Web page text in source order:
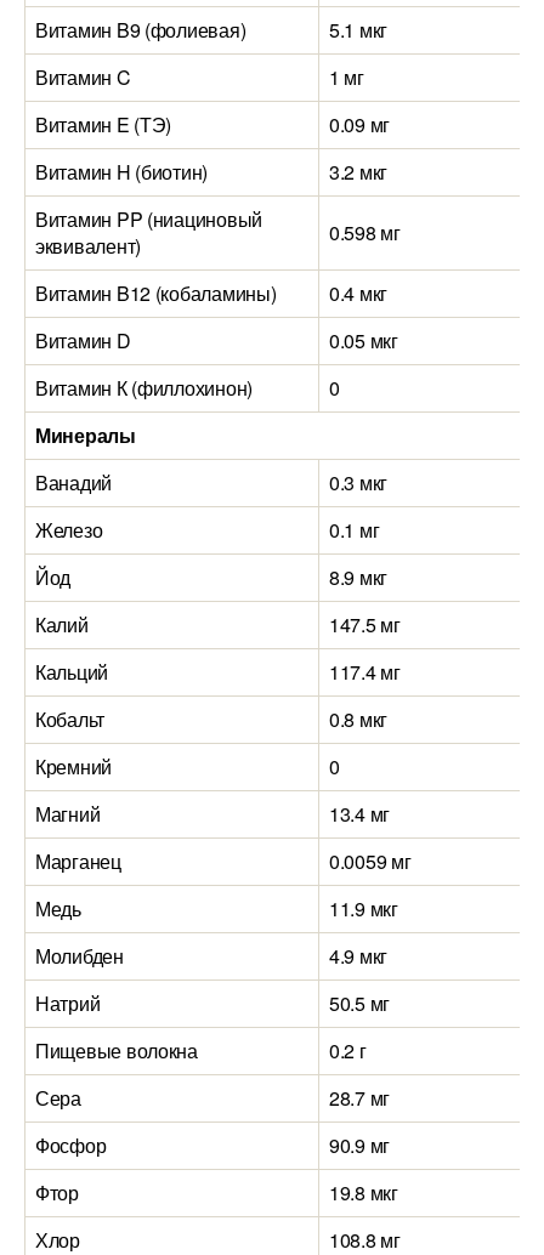
Витамин B9 (фолиевая)
5.1 мкг
Витамин C
1 мг
Витамин E (ТЭ)
0.09 мг
Витамин H (биотин)
3.2 мкг
Витамин PP (ниациновый
эквивалент)
0.598 мг
Витамин B12 (кобаламины)
0.4 мкг
Витамин D
0.05 мкг
Витамин К (филлохинон)
0
Минералы
Ванадий
0.3 мкг
Железо
0.1 мг
Йод
8.9 мкг
Калий
147.5 мг
Кальций
117.4 мг
Кобальт
0.8 мкг
Кремний
0
Магний
13.4 мг
Марганец
0.0059 мг
Медь
11.9 мкг
Молибден
4.9 мкг
Натрий
50.5 мг
Пищевые волокна
0.2 г
Сера
28.7 мг
Фосфор
90.9 мг
Фтор
19.8 мкг
Хлор
108.8 мг